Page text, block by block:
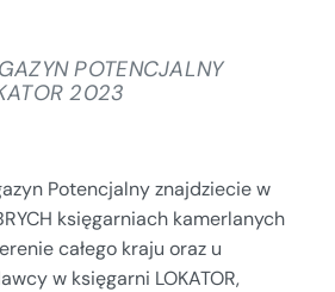
POTENCJALNY
2023
Potencjalny znajdziecie w
księgarniach kamerlanych
całego kraju oraz u
w księgarni LOKATOR,